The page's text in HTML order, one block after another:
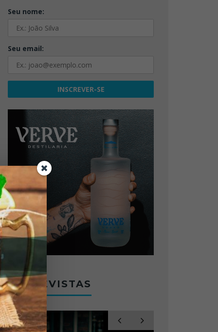
Seu nome:
Seu email:
ENTREVISTAS